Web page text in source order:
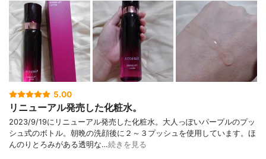
5.00
リニューアル発売した化粧水。
2023/9/19にリニューアル発売した化粧水。大人っぽいパープルのプッ
シュ式のボトル。朝晩の洗顔後に２～３プッシュを使用しています。ほ
んのりとろみがある透明な…続きを見る